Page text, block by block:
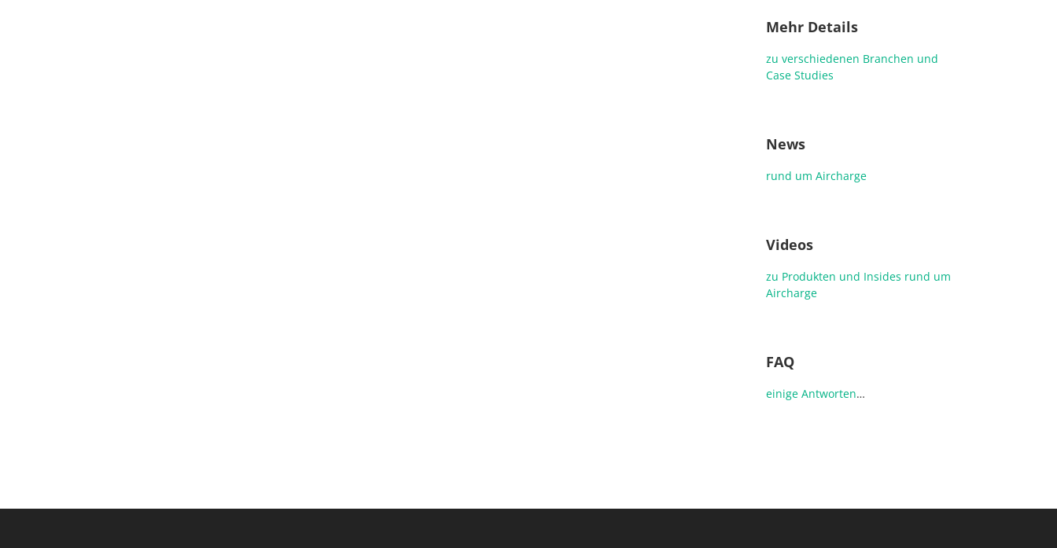
Mehr Details
zu verschiedenen Branchen und
Case Studies
News
rund um Aircharge
Videos
zu Produkten und Insides rund um
Aircharge
FAQ
einige Antworten…